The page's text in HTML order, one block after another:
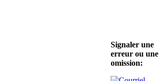
Signaler une
erreur ou une
omission: